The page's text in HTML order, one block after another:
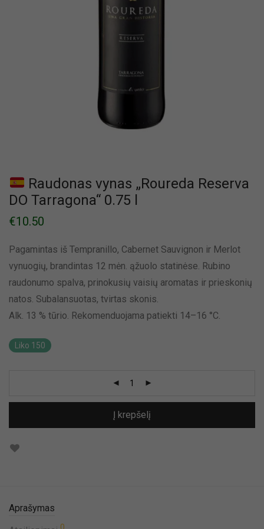
Raudonas vynas „Roureda Reserva
DO Tarragona“ 0.75 l
€10.50
Pagamintas iš Tempranillo, Cabernet Sauvignon ir Merlot
vynuogių, brandintas 12 mėn. ąžuolo statinėse. Rubino
raudonumo spalva, prinokusių vaisių aromatas ir prieskonių
natos. Subalansuotas, tvirtas skonis.
Alk. 13 % tūrio. Rekomenduojama patiekti 14–16 °C.
Liko 150
Į krepšelį
Aprašymas